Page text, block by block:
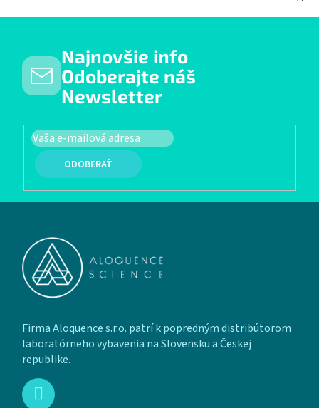
Najnovšie info
Odoberajte náš
Newsletter
PRIHLÁSIŤ SA
Firma Aloquence s.r.o. patrí k popredným distribútorom
laboratórneho vybavenia na Slovensku a Českej
republike.